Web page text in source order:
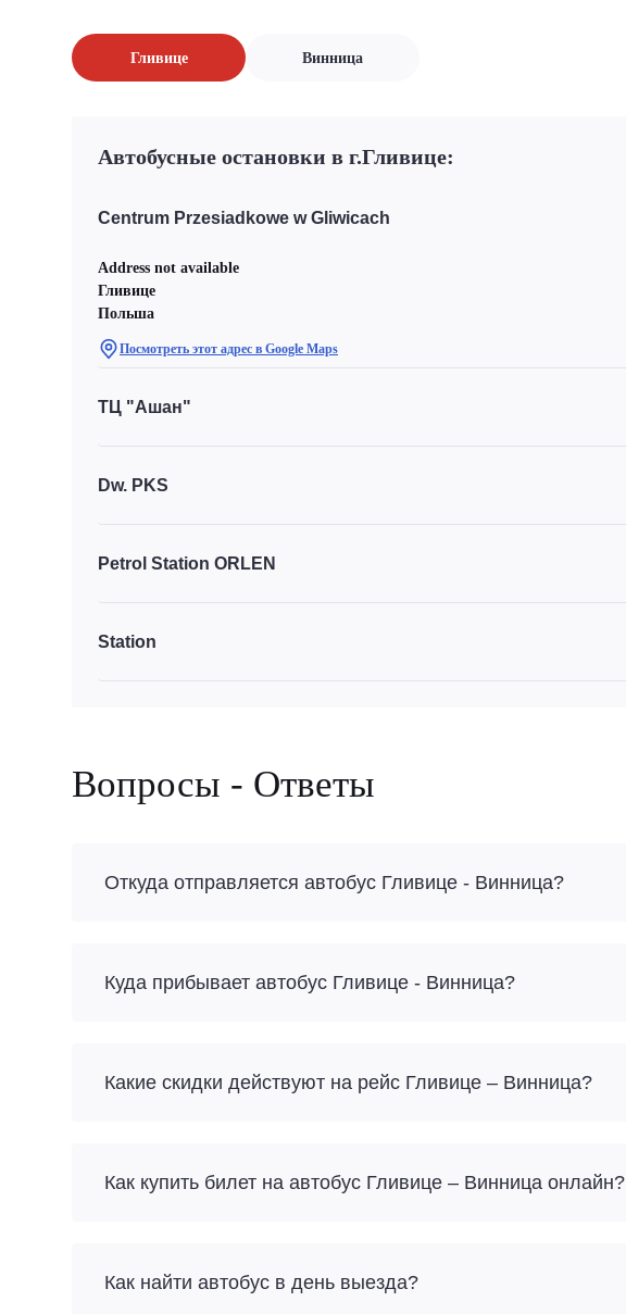
Гливице Винница
Автобусные остановки в г.Гливице:
Centrum Przesiadkowe w Gliwicach
Address not available
Гливице
Польша
Посмотреть этот адрес в Google Maps
ТЦ "Ашан"
Dw. PKS
Petrol Station ORLEN
Station
Вопросы - Ответы
Откуда отправляется автобус Гливице - Винница?
Куда прибывает автобус Гливице - Винница?
Какие скидки действуют на рейс Гливице – Винница?
Как купить билет на автобус Гливице – Винница онлайн?
Как найти автобус в день выезда?